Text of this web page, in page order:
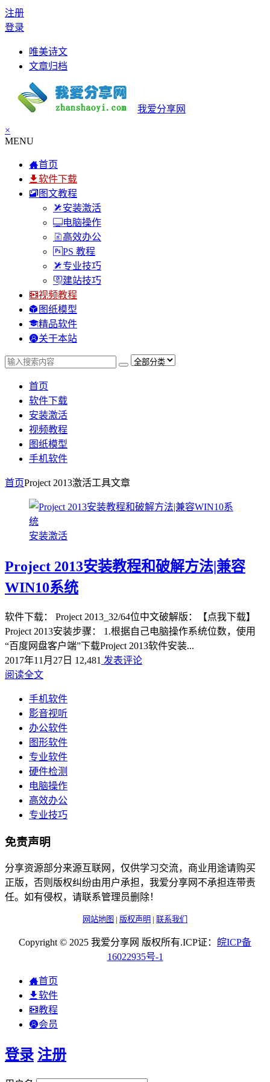
注册
登录
唯美诗文
文章归档
我爱分享网
×
MENU
首页
软件下载
图文教程
安装激活
电脑操作
高效办公
PS 教程
专业技巧
建站技巧
视频教程
图纸模型
精品软件
关于本站
首页
软件下载
安装激活
视频教程
图纸模型
手机软件
首页Project 2013激活工具文章
安装激活
Project 2013安装教程和破解方法|兼容
WIN10系统
软件下载： Project 2013_32/64位中文破解版：【点我下载】
Project 2013安装步骤： 1.根据自己电脑操作系统位数，使用
“百度网盘客户端”下载Project 2013软件安装...
2017年11月27日 12,481 发表评论
阅读全文
手机软件
影音视听
办公软件
图形软件
专业软件
硬件检测
电脑操作
高效办公
专业技巧
免责声明
分享资源部分来源互联网，仅供学习交流，商业用途请购买
正版，否则版权纠纷由用户承担，我爱分享网不承担连带责
任。如有侵权，请联系管理员删除！
网站地图 | 版权声明 | 联系我们
Copyright © 2025 我爱分享网 版权所有.ICP证： 皖ICP备
16022935号-1
首页
软件
教程
会员
登录 注册